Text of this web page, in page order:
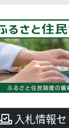
入札情報